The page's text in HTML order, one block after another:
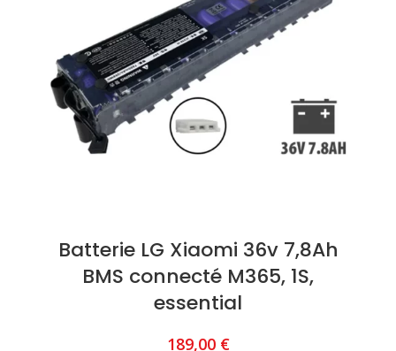
Batterie LG Xiaomi 36v 7,8Ah
BMS connecté M365, 1S,
essential
189,00 €